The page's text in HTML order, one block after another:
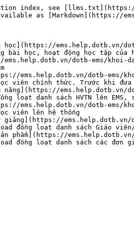
index, see
as [Markdown](https://
học](https://ems.help.dotb.vn/
bài học, hoạt động học tập của
dotb-ems/khoi-
ems.help.dotb.vn/dotb-ems/
viên chính thức. Trước khi đưa
ems.help.dotb.vn/
loạt danh sách HVTN lên
ems.help.dotb.vn/dotb-ems/
viên lên hệ thống
ems.help.dotb.vn/
đồng loạt danh sách Giáo
phẩm](https://